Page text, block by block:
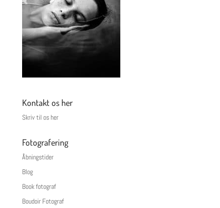
Kontakt os her
Skriv til os her
Fotografering
Åbningstider
Blog
Book fotograf
Boudoir Fotograf